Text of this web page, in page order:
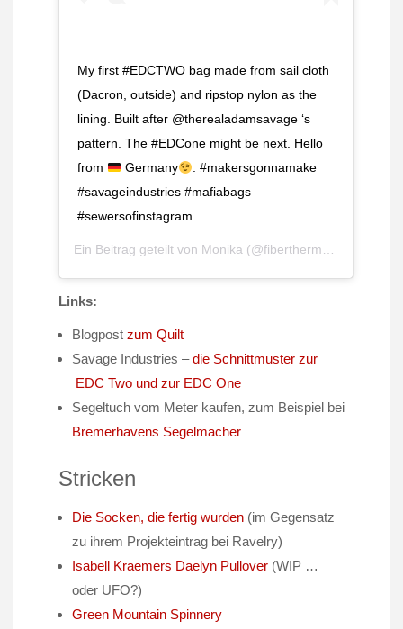
My first #EDCTWO bag made from sail cloth
(Dacron, outside) and ripstop nylon as the
lining. Built after @therealadamsavage ‘s
pattern. The #EDCone might be next. Hello
from
Germany
. #makersgonnamake
#savageindustries #mafiabags
#sewersofinstagram
Ein Beitrag geteilt von Monika (@fiberthermometer) am
Links:
Blogpost zum Quilt
Savage Industries –die Schnittmuster zur
EDC Two und zur EDC One
Segeltuch vom Meter kaufen, zum Beispiel bei
Bremerhavens Segelmacher
Stricken
Die Socken, die fertig wurden (im Gegensatz
zu ihrem Projekteintrag bei Ravelry)
Isabell Kraemers Daelyn Pullover (WIP …
oder UFO?)
Green Mountain Spinnery